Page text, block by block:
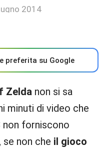
2014
preferita su Google
Zelda non si sa
minuti di video che
non forniscono
non che il gioco